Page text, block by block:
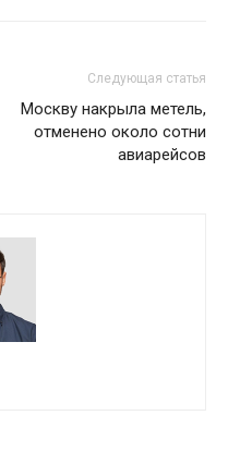
Следующая статья
Москву накрыла метель,
отменено около сотни
авиарейсов